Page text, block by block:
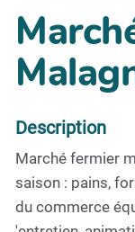
Description
Marché fermier
saison : pains,
du commerce